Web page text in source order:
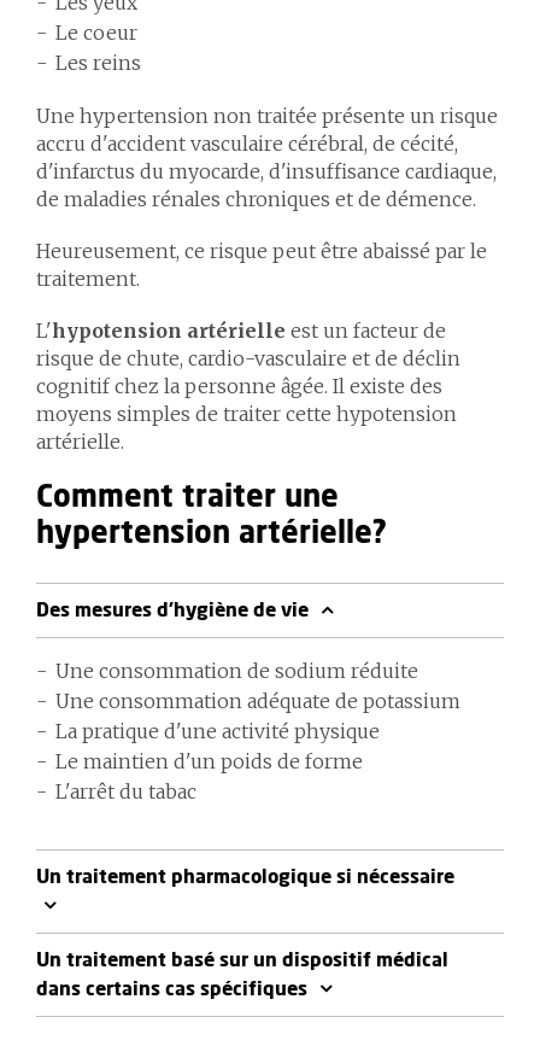
Le coeur
Les reins
Une hypertension non traitée présente un risque
accru d'accident vasculaire cérébral, de cécité,
d'infarctus du myocarde, d'insuffisance cardiaque,
de maladies rénales chroniques et de démence.
Heureusement, ce risque peut être abaissé par le
traitement.
L'hypotension artérielle est un facteur de
risque de chute, cardio-vasculaire et de déclin
cognitif chez la personne âgée. Il existe des
moyens simples de traiter cette hypotension
artérielle.
Comment traiter une
hypertension artérielle?
Des mesures d'hygiène de vie
Une consommation de sodium réduite
Une consommation adéquate de potassium
La pratique d'une activité physique
Le maintien d'un poids de forme
L'arrêt du tabac
Un traitement pharmacologique si nécessaire
Un traitement basé sur un dispositif médical
dans certains cas spécifiques